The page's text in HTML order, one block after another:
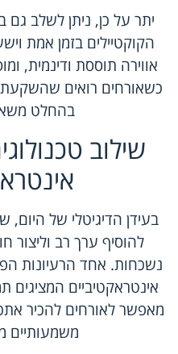
יתר על כן, ניתן לשלב גם
הקוקטיילים בזמן אמת
אווירה תוססת ודינמית,
כשאורחים רואים
בהחלט
שילוב
בעידן הדיגיטלי של היום,
להוסיף ערך רב וליצור
נשכחות. אחד הרעיונות
אינטראקטיביים המציגים
מאפשר לאורחים להכיר